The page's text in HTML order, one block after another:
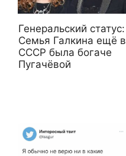
Генеральский статус:
Семья Галкина ещё в
СССР была богаче
Пугачёвой